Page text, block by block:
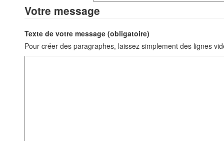
Votre message
Texte de votre message (obligatoire)
Pour créer des paragraphes, laissez simplement des lignes